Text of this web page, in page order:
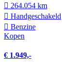
264.054 km
Hand­geschakeld
Benzine
Kopen
€ 1.949,-